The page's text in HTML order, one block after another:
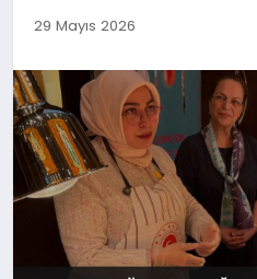
EKONOMI
MAGAZIN
SAĞLIK
SIYASET
29 Mayıs 2026